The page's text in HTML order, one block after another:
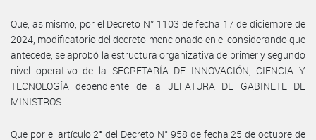
Que, asimismo, por el Decreto N° 1103 de fecha 17 de diciembre de
2024, modificatorio del decreto mencionado en el considerando que
antecede, se aprobó la estructura organizativa de primer y segundo
nivel operativo de la SECRETARÍA DE INNOVACIÓN, CIENCIA Y
TECNOLOGÍA dependiente de la JEFATURA DE GABINETE DE
MINISTROS
Que por el artículo 2° del Decreto N° 958 de fecha 25 de octubre de